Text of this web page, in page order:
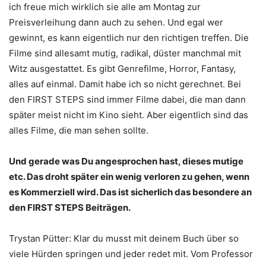
ich freue mich wirklich sie alle am Montag zur
Preisverleihung dann auch zu sehen. Und egal wer
gewinnt, es kann eigentlich nur den richtigen treffen. Die
Filme sind allesamt mutig, radikal, düster manchmal mit
Witz ausgestattet. Es gibt Genrefilme, Horror, Fantasy,
alles auf einmal. Damit habe ich so nicht gerechnet. Bei
den FIRST STEPS sind immer Filme dabei, die man dann
später meist nicht im Kino sieht. Aber eigentlich sind das
alles Filme, die man sehen sollte.
Und gerade was Du angesprochen hast, dieses mutige
etc. Das droht später ein wenig verloren zu gehen, wenn
es Kommerziell wird. Das ist sicherlich das besondere an
den FIRST STEPS Beiträgen.
Trystan Pütter: Klar du musst mit deinem Buch über so
viele Hürden springen und jeder redet mit. Vom Professor